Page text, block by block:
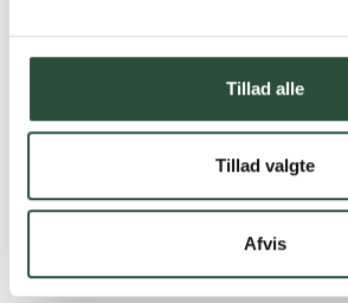
Tillad alle
Tillad valgte
Afvis